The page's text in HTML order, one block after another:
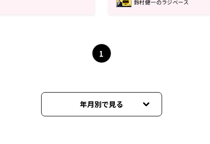
鈴村健一のラジベース
1
年月別で見る